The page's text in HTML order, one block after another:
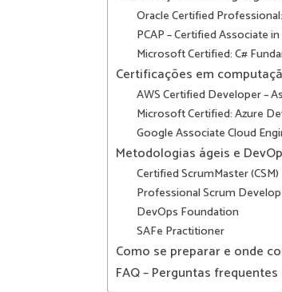
Oracle Certified Professional:
PCAP – Certified Associate
Microsoft Certified: C#
Certificações em
AWS Certified Developer –
Microsoft Certified: Azure
Google Associate Cloud
Metodologias ágeis e
Certified ScrumMaster (CSM)
Professional Scrum
DevOps Foundation
SAFe Practitioner
Como se preparar e onde
FAQ – Perguntas frequentes